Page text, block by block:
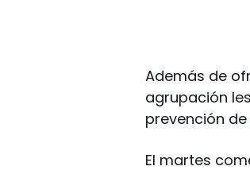
Además de
agrupación
prevención
El martes